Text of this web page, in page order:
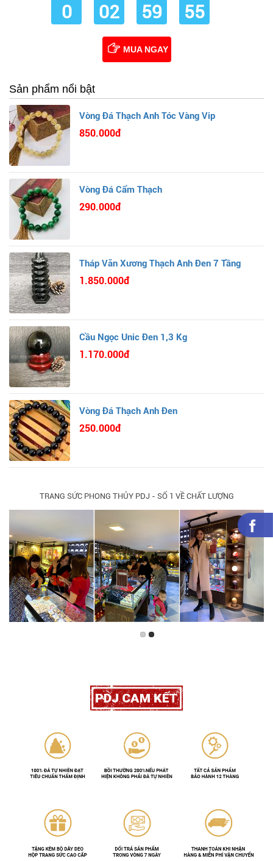
0 02 59 54
MUA NGAY
Sản phẩm nổi bật
Vòng Đá Thạch Anh Tóc Vàng Vip
850.000đ
Vòng Đá Cẩm Thạch
290.000đ
Tháp Văn Xương Thạch Anh Đen 7 Tầng
1.850.000đ
Cầu Ngọc Unic Đen 1,3 Kg
1.170.000đ
Vòng Đá Thạch Anh Đen
250.000đ
TRANG SỨC PHONG THỦY PDJ - SỐ 1 VỀ CHẤT LƯỢNG